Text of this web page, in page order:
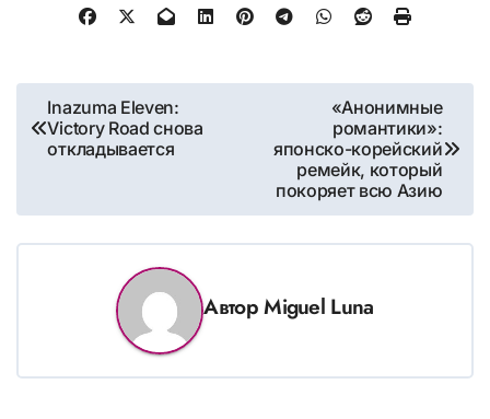
Навигация
по
Inazuma Eleven:
Victory Road снова
откладывается
«Анонимные
романтики»:
японско-корейский
ремейк, который
покоряет всю Азию
АвторMiguel Luna